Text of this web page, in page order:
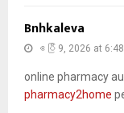
Bnhkaleva
ဧပြီ 9, 2026 at
online pharmacy
pharmacy2home